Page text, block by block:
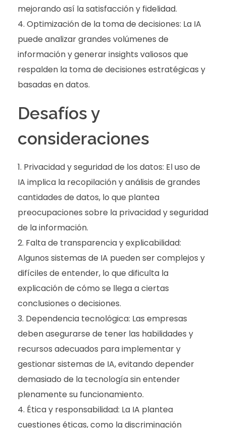
mejorando así la satisfacción y fidelidad.
Optimización de la toma de decisiones: La IA
puede analizar grandes volúmenes de
información y generar insights valiosos que
respalden la toma de decisiones estratégicas y
basadas en datos.
Desafíos y
consideraciones
Privacidad y seguridad de los datos: El uso de
IA implica la recopilación y análisis de grandes
cantidades de datos, lo que plantea
preocupaciones sobre la privacidad y seguridad
de la información.
Falta de transparencia y explicabilidad:
Algunos sistemas de IA pueden ser complejos y
difíciles de entender, lo que dificulta la
explicación de cómo se llega a ciertas
conclusiones o decisiones.
Dependencia tecnológica: Las empresas
deben asegurarse de tener las habilidades y
recursos adecuados para implementar y
gestionar sistemas de IA, evitando depender
demasiado de la tecnología sin entender
plenamente su funcionamiento.
Ética y responsabilidad: La IA plantea
cuestiones éticas, como la discriminación